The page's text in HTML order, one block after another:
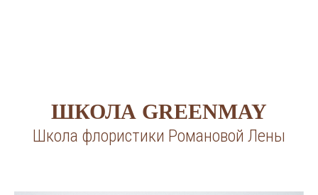
ШКОЛА GREENMAY
Школа флористики Романовой Лены